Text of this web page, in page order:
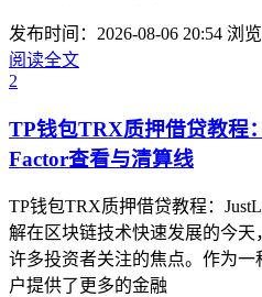
发布时间：2026-08-06 20:54 浏
阅读全文
2
TP钱包TRX质押借贷教程
Factor查看与清算线
TP钱包TRX质押借贷教程：
解在区块链技术快速发展的今
许多投资者关注的焦点。作为一
户提供了更多的金融